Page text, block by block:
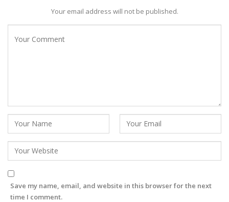
Your email address will not be published.
Save my name, email, and website in this browser for the next
time I comment.